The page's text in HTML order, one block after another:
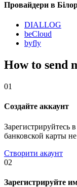
Провайдери в
DIALLOG
beCloud
byfly
How to send
01
Создайте аккаунт
Зарегистрируйтесь
банковской карты не
Створити акаунт
02
Зарегистрируйте